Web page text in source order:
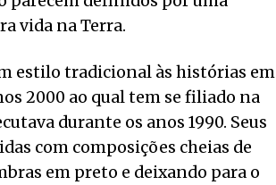
vida na Terra.
estilo tradicional às histórias em
2000 ao qual tem se filiado na
durante os anos 1990. Seus
com composições cheias de
em preto e deixando para o